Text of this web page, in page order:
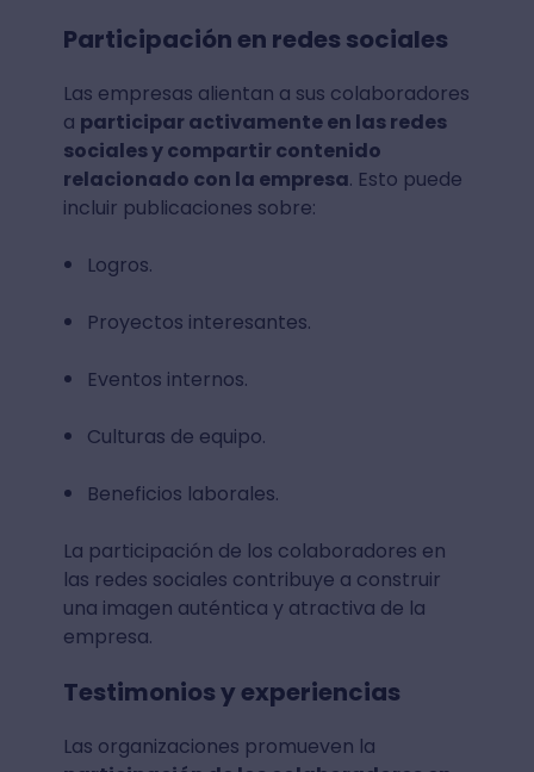
Participación en redes sociales
Las empresas alientan a sus colaboradores
a participar activamente en las redes
sociales y compartir contenido
relacionado con la empresa. Esto puede
incluir publicaciones sobre:
Logros.
Proyectos interesantes.
Eventos internos.
Culturas de equipo.
Beneficios laborales.
La participación de los colaboradores en
las redes sociales contribuye a construir
una imagen auténtica y atractiva de la
empresa.
Testimonios y experiencias
Las organizaciones promueven la